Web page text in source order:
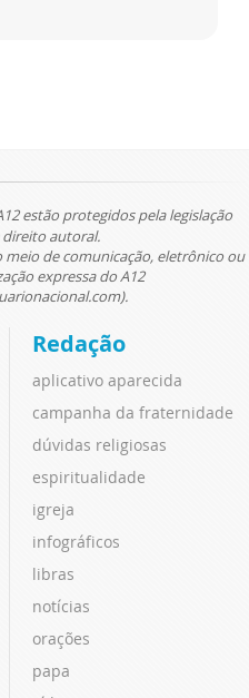
estão protegidos pela legislação
autoral.
de comunicação, eletrônico ou
expressa do A12
Redação
aplicativo aparecida
campanha da fraternidade
dúvidas religiosas
espiritualidade
igreja
infográficos
libras
notícias
orações
papa